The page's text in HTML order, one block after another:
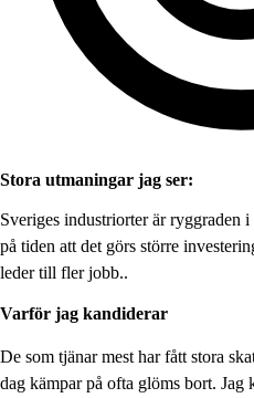
Stora utmaningar jag ser:
Sveriges industriorter är ryggraden
på tiden att det görs större
leder till fler jobb..
Varför jag kandiderar
De som tjänar mest har fått stora
dag kämpar på ofta glöms bort.